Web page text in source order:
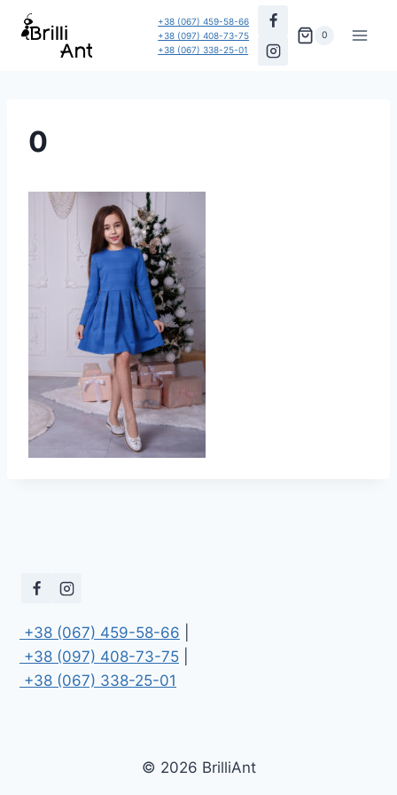
Перейти
+38 (067) 459-58-66
+38 (097) 408-73-75
+38 (067) 338-25-01
0
0
+38 (067) 459-58-66
+38 (097) 408-73-75
+38 (067) 338-25-01
© 2026 BrilliAnt